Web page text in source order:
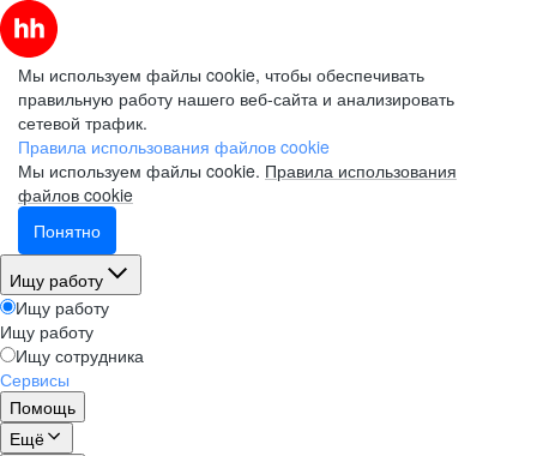
Мы используем файлы cookie, чтобы обеспечивать
правильную работу нашего веб-сайта и анализировать
сетевой трафик.
Правила использования файлов cookie
Мы используем файлы cookie. Правила использования
файлов cookie
Понятно
Ищу работу
Ищу работу
Ищу работу
Ищу сотрудника
Сервисы
Помощь
Ещё